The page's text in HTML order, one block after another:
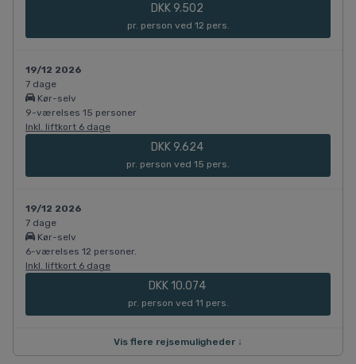
DKK 9.502
pr. person ved 12 pers.
19/12 2026
7 dage
Kør-selv
9-værelses 15 personer
Inkl. liftkort 6 dage
DKK 9.624
pr. person ved 15 pers.
19/12 2026
7 dage
Kør-selv
6-værelses 12 personer.
Inkl. liftkort 6 dage
DKK 10.074
pr. person ved 11 pers.
Vis flere rejsemuligheder ↓